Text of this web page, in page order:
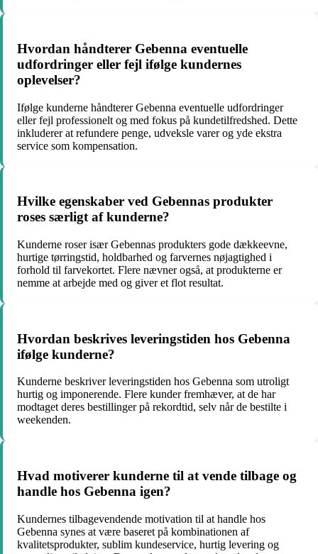
Hvordan håndterer Gebenna eventuelle
udfordringer eller fejl ifølge kundernes
oplevelser?
Ifølge kunderne håndterer Gebenna eventuelle udfordringer
eller fejl professionelt og med fokus på kundetilfredshed. Dette
inkluderer at refundere penge, udveksle varer og yde ekstra
service som kompensation.
Hvilke egenskaber ved Gebennas produkter
roses særligt af kunderne?
Kunderne roser især Gebennas produkters gode dækkeevne,
hurtige tørringstid, holdbarhed og farvernes nøjagtighed i
forhold til farvekortet. Flere nævner også, at produkterne er
nemme at arbejde med og giver et flot resultat.
Hvordan beskrives leveringstiden hos Gebenna
ifølge kunderne?
Kunderne beskriver leveringstiden hos Gebenna som utroligt
hurtig og imponerende. Flere kunder fremhæver, at de har
modtaget deres bestillinger på rekordtid, selv når de bestilte i
weekenden.
Hvad motiverer kunderne til at vende tilbage og
handle hos Gebenna igen?
Kundernes tilbagevendende motivation til at handle hos
Gebenna synes at være baseret på kombinationen af
kvalitetsprodukter, sublim kundeservice, hurtig levering og